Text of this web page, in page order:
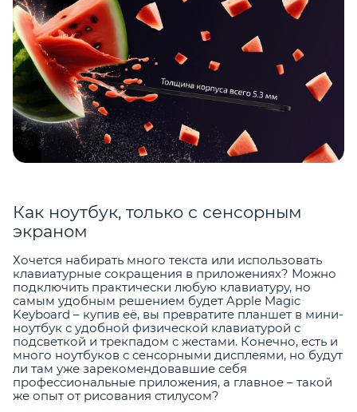
Как ноутбук, только с сенсорным
экраном
Хочется набирать много текста или использовать
клавиатурные сокращения в приложениях? Можно
подключить практически любую клавиатуру, но
самым удобным решением будет Apple Magic
Keyboard – купив её, вы превратите планшет в мини-
ноутбук с удобной физической клавиатурой с
подсветкой и трекпадом с жестами. Конечно, есть и
много ноутбуков с сенсорными дисплеями, но будут
ли там уже зарекомендовавшие себя
профессиональные приложения, а главное – такой
же опыт от рисования стилусом?